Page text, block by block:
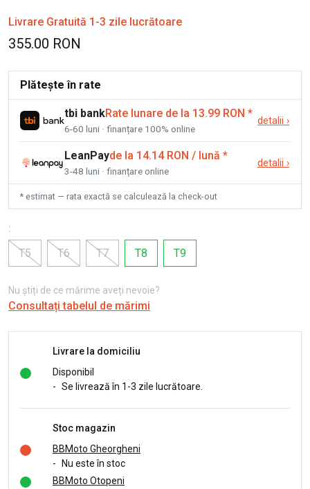
Livrare Gratuită 1-3 zile lucrătoare
355.00 RON
Plătește în rate
tbi bankRate lunare de la 13.99 RON *
6-60 luni · finanțare 100% online
detalii ›
LeanPayde la 14.14 RON / lună *
3-48 luni · finanțare online
detalii ›
* estimat — rata exactă se calculează la check-out
:
T5
T6 T7 T8 T9
Nu știți de ce mărime aveți nevoie?
Consultați tabelul de mărimi
Livrare la domiciliu
Disponibil
- Se livrează în 1-3 zile lucrătoare.
Stoc magazin
BBMoto Gheorgheni
-
Nu este în stoc
BBMoto Otopeni